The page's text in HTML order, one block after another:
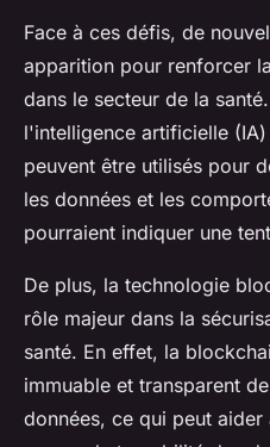
Face à ces défis, de
apparition pour renforcer
dans le secteur de la
l'intelligence artificielle
peuvent être utilisés pour
les données et les
pourraient indiquer une
De plus, la technologie
rôle majeur dans la
santé. En effet, la
immuable et transparent
données, ce qui peut